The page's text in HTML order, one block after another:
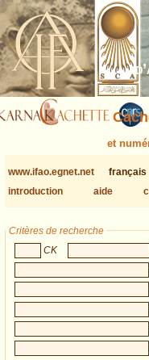
et
www.ifao.egnet.net français
introduction
aide
Critères de recherche
CK